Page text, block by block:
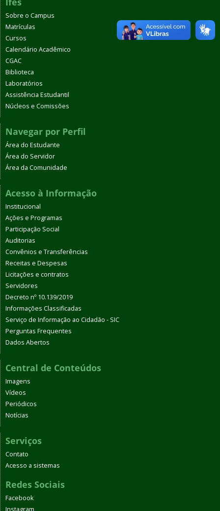
Sobre o Campus
Matrículas
Cursos
Calendário Acadêmico
CGAC
Biblioteca
Laboratórios
Assistência Estudantil
Núcleos e Comissões
Navegar por Perfil
Área do Estudante
Área do Servidor
Área da Comunidade
Acesso à Informação
Institucional
Ações e Programas
Participação Social
Auditorias
Convênios e Transferências
Receitas e Despesas
Licitações e contratos
Servidores
Decreto nº 10.139/2019
Informações Classificadas
Serviço de Informação ao Cidadão - SIC
Perguntas Frequentes
Dados Abertos
Central de Conteúdos
Imagens
Vídeos
Periódicos
Notícias
Serviços
Contato
Acesso a sistemas
Redes Sociais
Facebook
Instagram